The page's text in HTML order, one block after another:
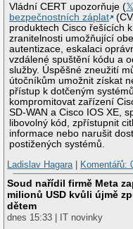
Vládní CERT upozorňuje (𝕏
bezpečnostních záplat
produktech Cisco řešících
zranitelnosti umožňující
autentizace, eskalaci
vzdálené spuštění kódu a
služby. Úspěšné zneužití
útočníkům umožnit získat
přístup k dotčeným
kompromitovat zařízení
SD-WAN a Cisco IOS XE,
libovolný kód, zpřístupnit
informace nebo narušit
postižených systémů.
Ladislav Hagara| Komentářů:
Soud nařídil firmě Meta
milionů USD kvůli újmě
dětem
dnes 15:33 | IT novinky